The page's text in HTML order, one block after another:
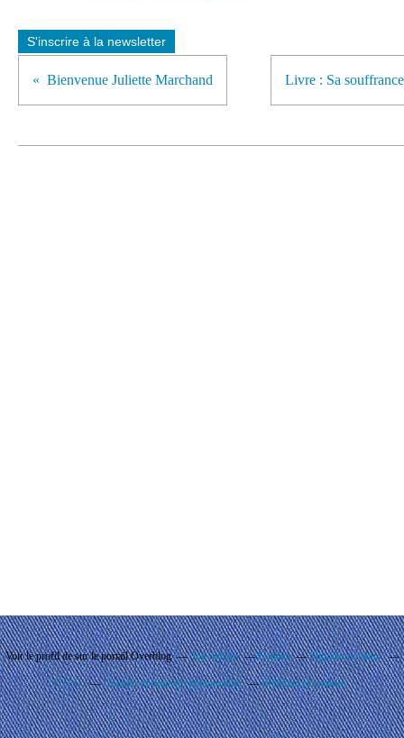
S'inscrire à la newsletter
Bienvenue Juliette Marchand Livre : Sa
Voir le profil desur le portail Overblog Top articles Contact Signaler un abus
C.G.U. Cookies et données personnelles Préférences cookies